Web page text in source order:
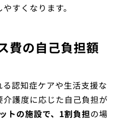
すくなります。
費の自己負担額
認知症ケアや生活支援な
護度に応じた自己負担が
トの施設で、1割負担の場